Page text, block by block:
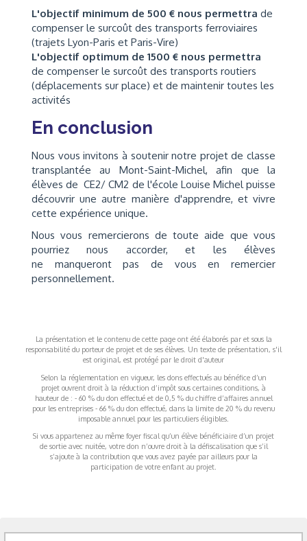
L'objectif minimum de 500 € nous permettra de
compenser le surcoût des transports ferroviaires
(trajets Lyon-Paris et Paris-Vire)
L'objectif optimum de 1500 € nous permettra
de compenser le surcoût des transports routiers
(déplacements sur place) et de maintenir toutes les
activités
En conclusion
Nous vous invitons à soutenir notre projet de classe
transplantée au Mont-Saint-Michel, afin que la
élèves de CE2/ CM2 de l'école Louise Michel puisse
découvrir une autre manière d'apprendre, et vivre
cette expérience unique.
Nous vous remercierons de toute aide que vous
pourriez nous accorder, et les élèves
ne manqueront pas de vous en remercier
personnellement.
La présentation et le contenu de cette page ont été élaborés par et sous la
responsabilité du porteur de projet et de ses élèves. Un texte de présentation, s'il
est original, est protégé par le droit d'auteur
Selon la réglementation en vigueur, les dons effectués au bénéfice d’un
projet ouvrent droit à la réduction d’impôt sous certaines conditions, à
hauteur de : - 60 % du don effectué et de 0,5 % du chiffre d’affaires annuel
pour les entreprises - 66 % du don effectué, dans la limite de 20 % du revenu
imposable annuel pour les particuliers éligibles.
Si vous appartenez au même foyer fiscal qu’un élève bénéficiaire d’un projet
de sortie avec nuitée, votre don n’ouvre droit à la défiscalisation que s’il
s’ajoute à la contribution que vous avez payée par ailleurs pour la
participation de votre enfant au projet.